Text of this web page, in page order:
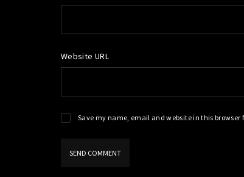
Website URL
Save my name, email and website in this browser